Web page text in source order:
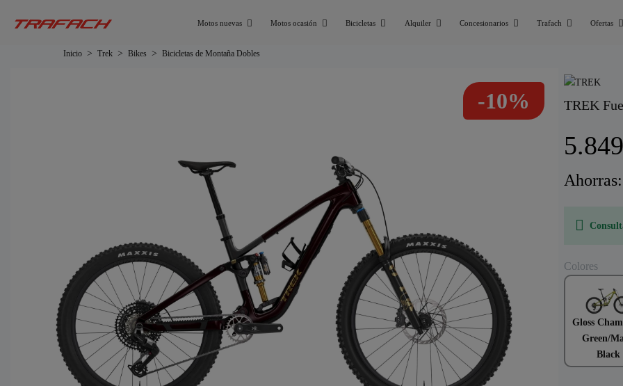
Motos nuevas Motos ocasión Bicicletas Alquiler Concesionarios Trafach Ofertas
Inicio Trek Bikes Bicicletas de Montaña Dobles
-10% TREK
Colores
Gloss
Green/
Black